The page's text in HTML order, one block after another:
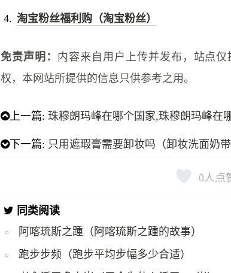
淘宝粉丝福利购（淘宝粉丝）
免责声明： 内容来自用户上传并发布，站点
权，本网站所提供的信息只供参考之用。
上一篇:珠穆朗玛峰在哪个国家,珠穆朗玛峰在
下一篇: 只用遮瑕膏需要卸妆吗（卸妆洗面奶带
0 人点
同类阅读
阿喀琉斯之踵（阿喀琉斯之踵的故事）
跑步步频（跑步平均步幅多少合适）